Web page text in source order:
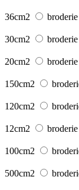
36cm2 broderie
30cm2 broderie
20cm2 broderie
150cm2
120cm2
12cm2 broderie
100cm2
500cm2